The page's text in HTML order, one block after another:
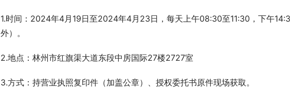
1.时间：2024年4月19日至2024年4月23日，每天上午08:30至11:30，下午
外）。
2.地点：林州市红旗渠大道东段中房国际27楼2727室
3.方式：持营业执照复印件（加盖公章）、授权委托书原件现场获取。